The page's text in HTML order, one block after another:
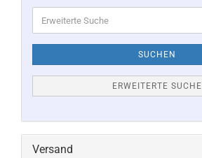
Suche
SUCHEN
ERWEITERTE SUCHE
Versand